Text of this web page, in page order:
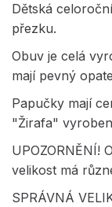
Dětská
přezku.
Obuv je celá
mají pevný
Papučky mají
"Žirafa"
UPOZORNĚNÍ!
velikost má
SPRÁVNÁ